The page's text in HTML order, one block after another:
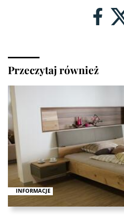
Przeczytaj również
INFORMACJE